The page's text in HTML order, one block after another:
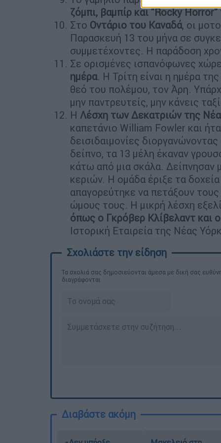
ζόμπι, βαμπίρ και "Rocky
Στο Οντάριο του Καναδά, οι
Παρασκευή 13 του μήνα σε
συμμετέχοντες. Η παράδοση
Σε ορισμένες ισπανόφωνες
ημέρα. Η Τρίτη είναι η ημέρα
θεό του πολέμου, τον Άρη.
μην παντρευτείς, μην κάνεις
Η Λέσχη των Δεκατριών της
καπετάνιο William Fowler και
δεισιδαιμονίες
δείπνο, τα 13 μέλη έκαναν
κάτω από μια σκάλα.
κεριών. Η ομάδα έριξε τα
απαγορεύτηκε να πετάξουν
ώμους τους. Η μικρή λέσχη
όπως ο Γκρόβερ Κλίβελαντ και
Ιστορική Εταιρεία της Νέας
Τα σχολιά σας δημοσιεύονται άμεσα με δική σας
διαγράφονται
Διαβάστε ακόμη